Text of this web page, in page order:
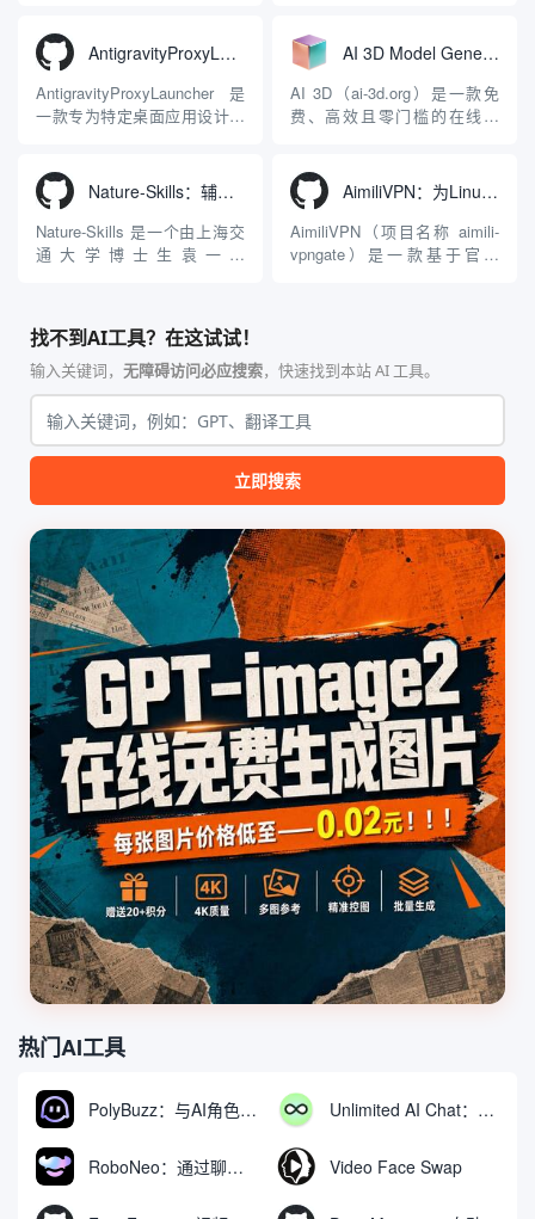
限制，提供集文本、图像、视
频生成于一体的“全模态”大模
型能力。平台的核心产品矩阵
包括主打自动化工作流的
者、营销人员及广大用户提供
一站式、开箱即用的视觉内容
生成解决方案。网站的核心优
势在于其强大的多模型聚合能
AntigravityProxyLauncher：免TUN全局代理使用Antigravity IDE
AntigravityProxyLauncher 是
一款专为特定桌面应用设计的
Windows 平台。当用户使用桌
面版 Gemini 客户端或
Antigravity IDE ...
AI 3D Model Generator：通过文本和图像快速生成3D模型的在线工具
AI 3D（ai-3d.org）是一款免
费、高效且零门槛的在线AI
动Seed 3D两大行业领先的AI
模型架构，致力于帮助用户无
需掌握复杂的3D拓扑知识或昂
贵的专业软件，即可在...
Nature-Skills：辅助撰写学术论文和绘制科研图表的智能体插件
Nature-Skills 是一个由上海交
通大学博士生袁一哲
合，专为顶级学术期刊（如
Nature、Science、Cell 等）
的论文撰写与发表流程设计。
该工具集以智能体插...
AimiliVPN：为Linux提供纯净出站家庭IP的VPN代理网关
AimiliVPN（项目名称 aimili-
vpngate）是一款基于官方
纯 Python 标准库编写，用户
无需安装...
找不到AI工具？在这试试！
输入关键词， 无障碍访问必应搜索，快速找到本站 AI 工具。
立即搜索
热门AI工具
PolyBuzz：与AI角色互动的免费聊天与角色扮演平台 Unlimited AI Chat：免费无限制的AI聊天工具
RoboNeo：通过聊天生成和编辑视频与图像的AI工具 Video Face Swap